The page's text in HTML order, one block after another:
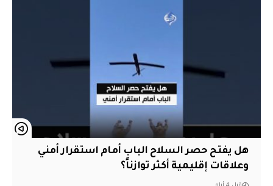
هل يفتح حصر السلاح الباب أمام استقرار أمني
وعلاقات إقليمية أكثر توازناً؟